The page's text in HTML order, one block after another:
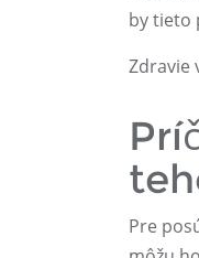
by tieto
Zdravie
Pre